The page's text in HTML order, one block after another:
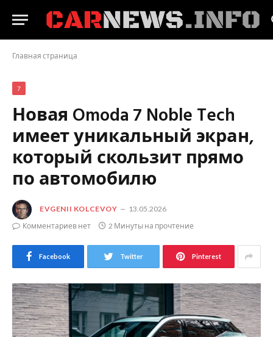
Главная страница
7
Новая Omoda 7 Noble Tech
имеет уникальный экран,
который скользит прямо
по автомобилю
EVGENII KOLCEVOY
13.05.2026
Комментариев нет
2 Минуты на прочтение
Facebook Twitter Pinterest